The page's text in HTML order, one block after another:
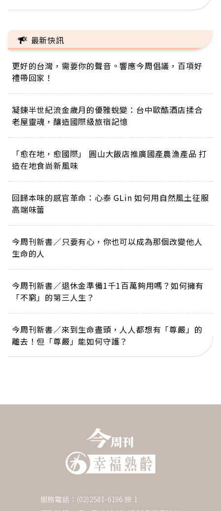
最新快訊
更好的台灣，需要你的聲音。響應今周倡議，百項好
禮帶回家！
凝鍊半世紀流金歲月的優雅蛻變：台中歐酷酒店揉合
老屋靈魂，釀造國際級旅宿記憶
「愈在地，愈國際」 圓山大飯店推廣國產農漁產品 打
造在地食尚新風味
回歸本味的感官革命：心泰 GLin 如何用自然風土征服
高端味蕾
今周刊新書／只要有心，你也可以成為那個改變他人
生命的人
今周刊新書／退休金準備1千1百萬夠用嗎？如何擁有
「不窮」的第三人生？
今周刊新書／來到生命盡頭，人人都想有「尊嚴」的
離去！但「尊嚴」能如何守護？
服務電話：(02)2581-6196 按 1